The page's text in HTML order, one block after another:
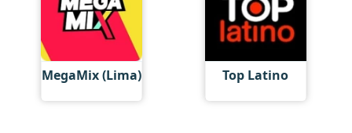
MegaMix (Lima) Top Latino